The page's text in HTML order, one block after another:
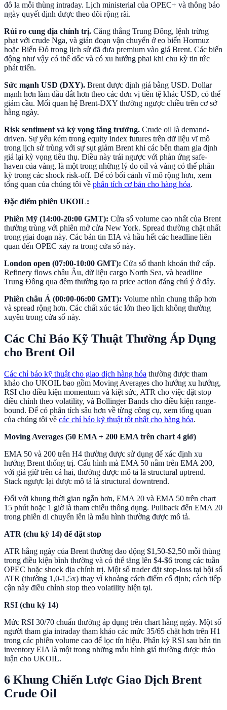
đô la mỗi thùng intraday. Lịch ministerial của OPEC+ và thông báo
ngày quyết định được theo dõi rộng rãi.
Rủi ro cung địa chính trị. Căng thẳng Trung Đông, lệnh trừng
phạt với crude Nga, và gián đoạn vận chuyển ở eo biển Hormuz
hoặc Biển Đỏ trong lịch sử đã đưa premium vào giá Brent. Các biến
động như vậy có thể dốc và có xu hướng phai khi chu kỳ tin tức
phát triển.
Sức mạnh USD (DXY). Brent được định giá bằng USD. Dollar
mạnh hơn làm dầu đắt hơn theo các đơn vị tiền tệ khác USD, có thể
giảm cầu. Mối quan hệ Brent-DXY thường ngược chiều trên cơ sở
hằng ngày.
Risk sentiment và kỳ vọng tăng trưởng. Crude oil là demand-
driven. Sự yếu kém trong equity index futures trên dữ liệu vĩ mô
trong lịch sử trùng với sự sụt giảm Brent khi các bên tham gia định
giá lại kỳ vọng tiêu thụ. Điều này trái ngược với phản ứng safe-
haven của vàng, là một trong những lý do oil và vàng có thể phân
kỳ trong các shock risk-off. Để có bối cảnh vĩ mô rộng hơn, xem
tổng quan của chúng tôi về phân tích cơ bản cho hàng hóa.
Đặc điểm phiên UKOIL:
Phiên Mỹ (14:00-20:00 GMT): Cửa sổ volume cao nhất của Brent
thường trùng với phiên mở cửa New York. Spread thường chặt nhất
trong giai đoạn này. Các bản tin EIA và hầu hết các headline liên
quan đến OPEC xảy ra trong cửa sổ này.
London open (07:00-10:00 GMT): Cửa sổ thanh khoản thứ cấp.
Refinery flows châu Âu, dữ liệu cargo North Sea, và headline
Trung Đông qua đêm thường tạo ra price action đáng chú ý ở đây.
Phiên châu Á (00:00-06:00 GMT): Volume nhìn chung thấp hơn
và spread rộng hơn. Các chất xúc tác lớn theo lịch không thường
xuyên trong cửa sổ này.
Các Chỉ Báo Kỹ Thuật Thường Áp Dụng
cho Brent Oil
Các chỉ báo kỹ thuật cho giao dịch hàng hóa thường được tham
khảo cho UKOIL bao gồm Moving Averages cho hướng xu hướng,
RSI cho điều kiện momentum và kiệt sức, ATR cho việc đặt stop
điều chỉnh theo volatility, và Bollinger Bands cho điều kiện range-
bound. Để có phân tích sâu hơn về từng công cụ, xem tổng quan
của chúng tôi về các chỉ báo kỹ thuật tốt nhất cho hàng hóa.
Moving Averages (50 EMA + 200 EMA trên chart 4 giờ)
EMA 50 và 200 trên H4 thường được sử dụng để xác định xu
hướng Brent thống trị. Cấu hình mà EMA 50 nằm trên EMA 200,
với giá giữ trên cả hai, thường được mô tả là structural uptrend.
Stack ngược lại được mô tả là structural downtrend.
Đối với khung thời gian ngắn hơn, EMA 20 và EMA 50 trên chart
15 phút hoặc 1 giờ là tham chiếu thông dụng. Pullback đến EMA 20
trong phiên di chuyển lên là mẫu hình thường được mô tả.
ATR (chu kỳ 14) để đặt stop
ATR hằng ngày của Brent thường dao động $1,50-$2,50 mỗi thùng
trong điều kiện bình thường và có thể tăng lên $4-$6 trong các tuần
OPEC hoặc shock địa chính trị. Một số trader đặt stop-loss tại bội số
ATR (thường 1,0-1,5x) thay vì khoảng cách điểm cố định; cách tiếp
cận này điều chỉnh stop theo volatility hiện tại.
RSI (chu kỳ 14)
Mức RSI 30/70 chuẩn thường áp dụng trên chart hằng ngày. Một số
người tham gia intraday tham khảo các mức 35/65 chặt hơn trên H1
trong các phiên volume cao để lọc tín hiệu. Phân kỳ RSI sau bản tin
inventory EIA là một trong những mẫu hình giá thường được thảo
luận cho UKOIL.
6 Khung Chiến Lược Giao Dịch Brent
Crude Oil